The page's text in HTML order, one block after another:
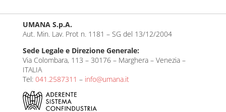
UMANA S.p.A.
Aut. Min. Lav. Prot n. 1181 – SG del 13/12/2004
Sede Legale e Direzione Generale:
Via Colombara, 113 – 30176 – Marghera – Venezia –
ITALIA
Tel: 041.2587311 – info@umana.it